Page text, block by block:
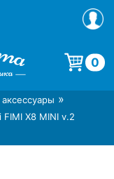
фототехники
foto-
0
пуста. »
FIMI X8 MINI v.2